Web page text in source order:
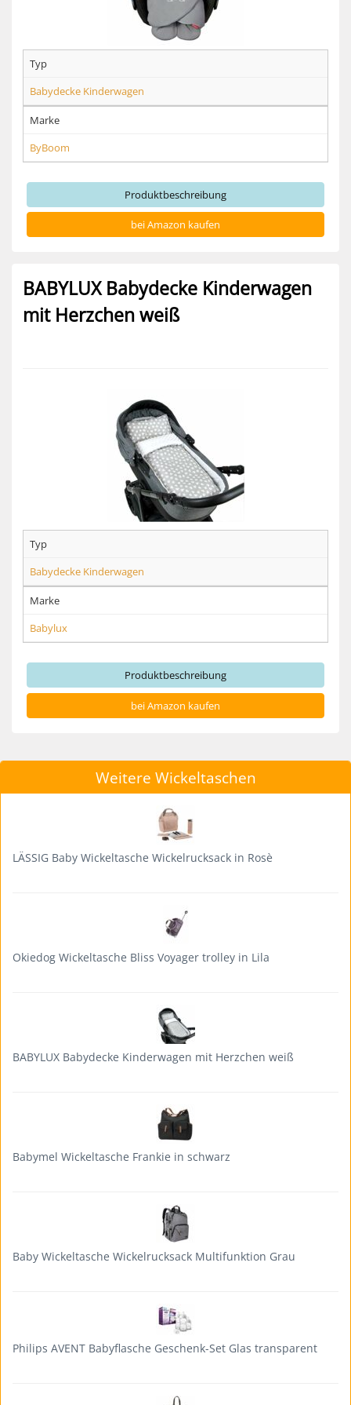
Typ
Babydecke Kinderwagen
Marke
ByBoom
Produktbeschreibung
bei Amazon kaufen
BABYLUX Babydecke Kinderwagen
mit Herzchen weiß
Typ
Babydecke Kinderwagen
Marke
Babylux
Produktbeschreibung
bei Amazon kaufen
Weitere Wickeltaschen
LÄSSIG Baby Wickeltasche Wickelrucksack in Rosè
Okiedog Wickeltasche Bliss Voyager trolley in Lila
BABYLUX Babydecke Kinderwagen mit Herzchen weiß
Babymel Wickeltasche Frankie in schwarz
Baby Wickeltasche Wickelrucksack Multifunktion Grau
Philips AVENT Babyflasche Geschenk-Set Glas transparent